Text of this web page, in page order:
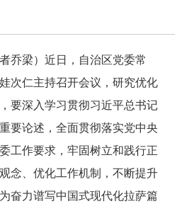
乔梁）近日，自治区党委常
次仁主持召开会议，研究优化
要深入学习贯彻习近平总书记
要论述，全面贯彻落实党中央
工作要求，牢固树立和践行正
念、优化工作机制，不断提升
奋力谱写中国式现代化拉萨篇